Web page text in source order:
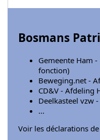
Bosmans
Gemeente Ham
fonction)
Beweging.net -
CD&V - Afdeling
Deelkasteel vzw
...
Voir les déclarations